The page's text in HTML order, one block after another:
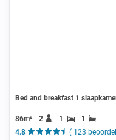
Bed and breakfast 1
86m² 2 1
1
4.8
( 123